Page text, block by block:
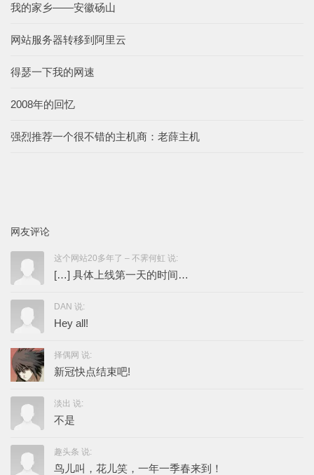
我的家乡——安徽砀山
网站服务器转移到阿里云
得瑟一下我的网速
2008年的回忆
强烈推荐一个很不错的主机商：老薛主机
网友评论
这个网站20多年了 – 不霁何虹 说:
[…] 具体上线第一天的时间…
DAN 说:
Hey all!
择偶网 说:
新冠快点结束吧!
淡出 说:
不是
趣头条 说:
鸟儿叫，花儿笑，一年一季春来到！